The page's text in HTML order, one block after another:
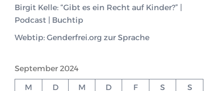
Birgit Kelle: “Gibt es ein Recht auf Kinder?” |
Podcast | Buchtip
Webtip: Genderfrei.org zur Sprache
September 2024
M D M D F S
S